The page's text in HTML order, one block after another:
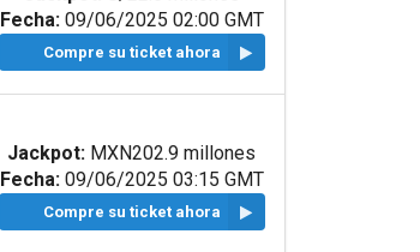
Fecha:09/06/2025 02:00 GMT
Compre su ticket ahora
Jackpot: MXN202.9 millones
Fecha:09/06/2025 03:15 GMT
Compre su ticket ahora